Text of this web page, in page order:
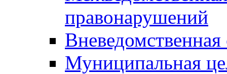
правонарушений
Вневедомственная
Муниципальная